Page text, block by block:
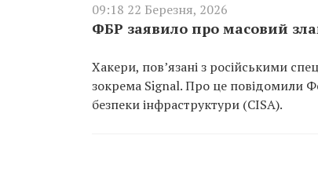
09:18 22 Березня, 2026
ФБР заявило про масовий
Хакери, пов’язані з російськими
зокрема Signal. Про це повідомили
безпеки інфраструктури (CISA).